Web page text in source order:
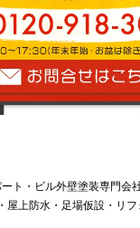
ト・ビル外壁塗装専門会
屋上防水・足場仮設・リフ